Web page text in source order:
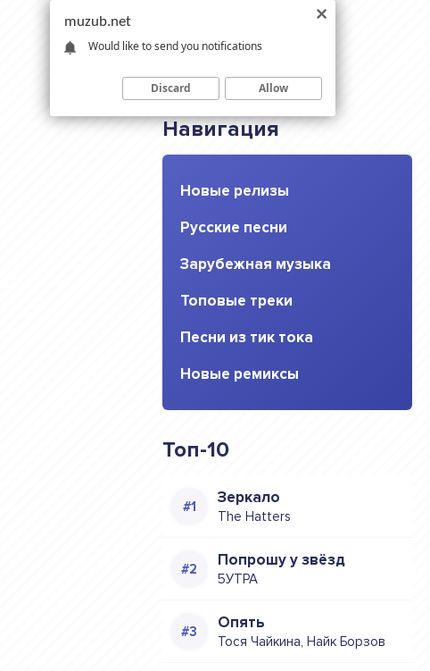
Навигация
Новые релизы
Русские песни
Зарубежная музыка
Топовые треки
Песни из тик тока
Новые ремиксы
Топ-10
Зеркало
The Hatters
Попрошу у звёзд
5УТРА
Опять
Тося Чайкина, Найк Борзов
muzub.net
Would like to send you notifications
Discard Allow